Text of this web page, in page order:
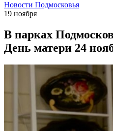
Новости Подмосковья
19 ноября
В парках
День матери 24